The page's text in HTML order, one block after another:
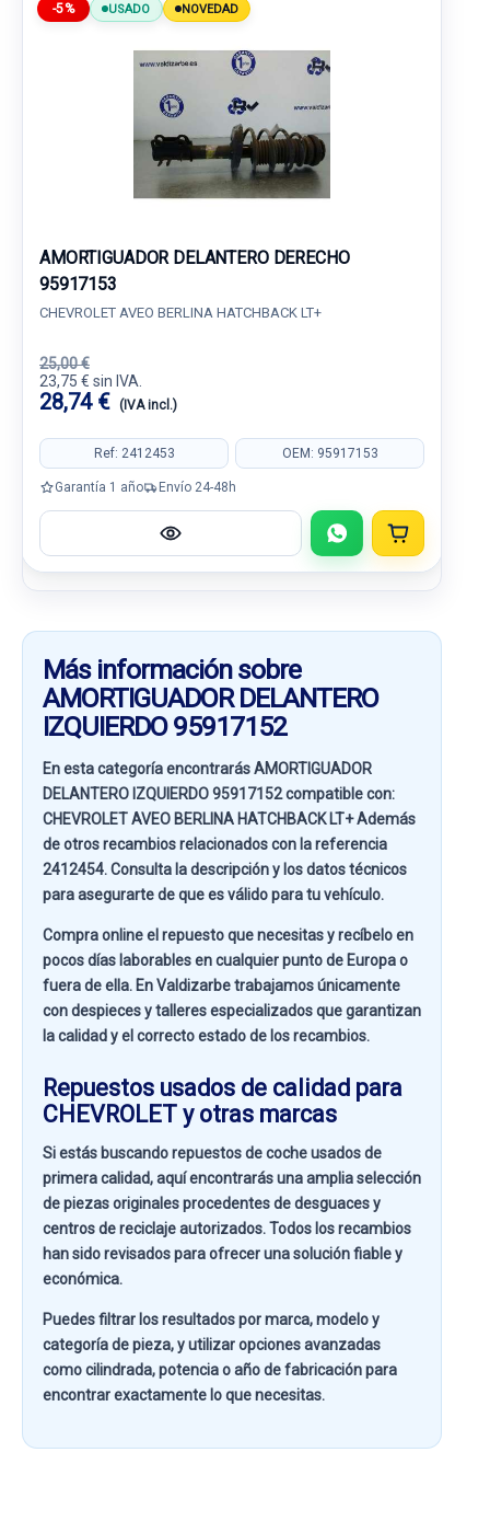
-5% USADO NOVEDAD
AMORTIGUADOR DELANTERO DERECHO
95917153
CHEVROLET AVEO BERLINA HATCHBACK LT+
25,00 €
23,75 € sin IVA.
28,74 € (IVA incl.)
Ref: 2412453 OEM: 95917153
Garantía 1 año Envío 24-48h
Más información sobre
AMORTIGUADOR DELANTERO
IZQUIERDO 95917152
En esta categoría encontrarás AMORTIGUADOR
DELANTERO IZQUIERDO 95917152 compatible con:
CHEVROLET AVEO BERLINA HATCHBACK LT+Además
de otros recambios relacionados con la referencia
2412454. Consulta la descripción y los datos técnicos
para asegurarte de que es válido para tu vehículo.
Compra online el repuesto que necesitas y recíbelo en
pocos días laborables en cualquier punto de Europa o
fuera de ella. EnValdizarbetrabajamos únicamente
con despieces y talleres especializados que garantizan
la calidad y el correcto estado de los recambios.
Repuestos usados de calidad para
CHEVROLET y otras marcas
Si estás buscandorepuestos de coche usados de
primera calidad, aquí encontrarás una amplia selección
de piezas originales procedentes de desguaces y
centros de reciclaje autorizados. Todos los recambios
han sido revisados para ofrecer una solución fiable y
económica.
Puedes filtrar los resultados pormarca, modelo y
categoría de pieza, y utilizar opciones avanzadas
comocilindrada, potencia o año de fabricaciónpara
encontrar exactamente lo que necesitas.